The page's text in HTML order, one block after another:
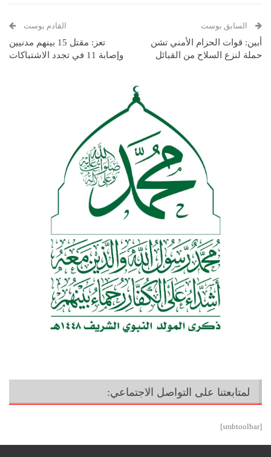
السابق بوست
أبين: قوات الحزام الأمني تشن
حملة لنزع السلاح من القبائل
القادم بوست
تعز: مقتل 15 بينهم مدنيين
وإصابة 11 في تجدد الاشتباكات
لمتابعتنا على التواصل الاجتماعي:
[smbtoolbar]